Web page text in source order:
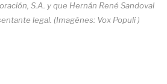
S.A. y que Hernán René Sandoval
legal. (Imagénes: Vox Populi )